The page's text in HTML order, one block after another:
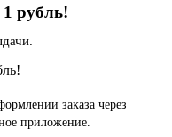
рубль!
заказа через
приложение.